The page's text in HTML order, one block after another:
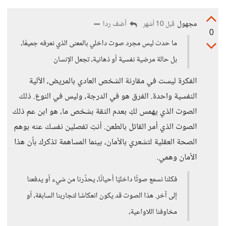
0
مجهول قبل 10 أشهر
أضف ردا
ما حدث ليس مجرد صوت داخلي بالمعنى الذي نعرفه جميعًا،
بل حالة مرضية نفسية أو ذهانية، تجعل الإنسان
الفكرة ليست في مقارنة الشخص العادي بالمريض، الآلية
النفسية واحدة. الفرق هو في الدرجة، وليس في النوع. ذلك
الصوت الذي يهمس لكِ بعدم الثقة بشخص ما، هو ابن عم ذلك
الصوت الذي أمر القاتل بالطعن. أنتِ تفصلين نفسك عنه بوهم
الصحة العقلية لتشعري بالأمان، بينما المساهمة تذكرك بأن هذا
الأمان وهمي.
فكلنا نسمع صوتًا داخليًا أحيانًا، يحذّرنا من شيء أو يدفعنا
إلى آخر. هذا الصوت قد يكون انعكاسًا لتجاربنا السابقة، أو
مخاوفنا اللاواعية،